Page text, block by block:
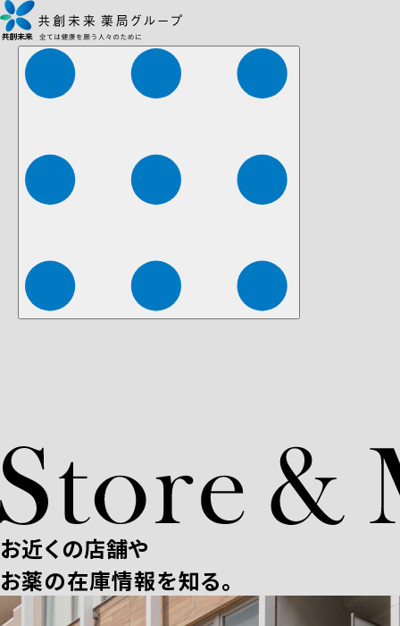
株式会社ファーマみらい 株式会社ストレチア
お近くの店舗や
お薬の在庫情報を知る。